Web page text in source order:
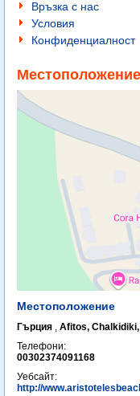
Връзка с нас
Условия
Конфиденциалност
Местоположение
Гърция , Afitos,
Телефони:
00302374091168
Уебсайт:
http://